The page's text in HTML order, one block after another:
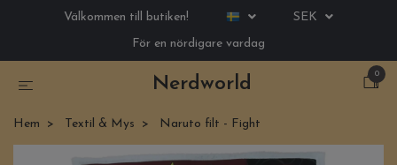
Välkommen till butiken!
SEK
För en nördigare vardag
Nerdworld
0
Hem Textil & Mys Naruto filt - Fight